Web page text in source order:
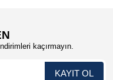
kaçırmayın.